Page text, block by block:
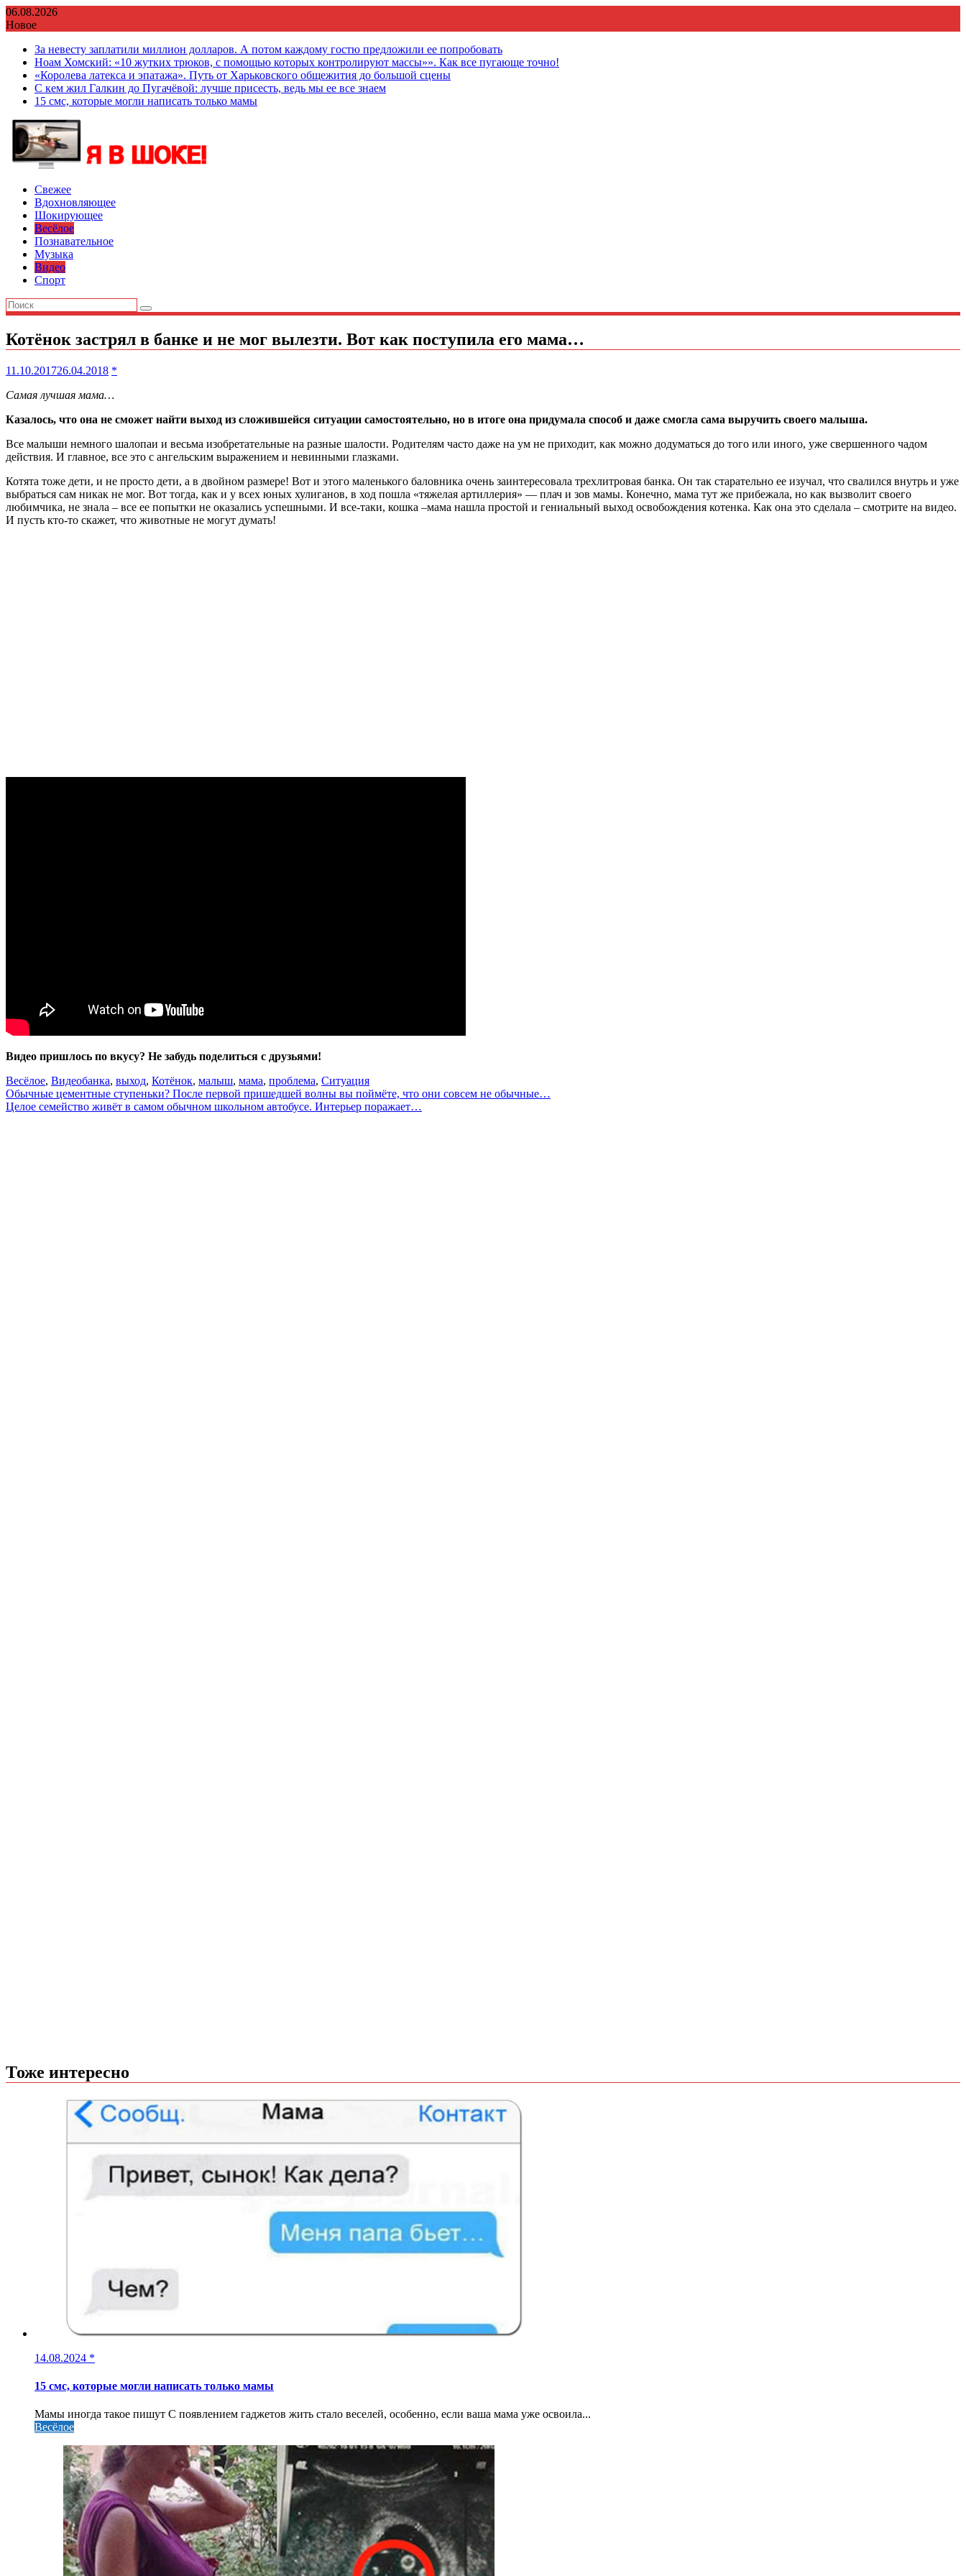
Перейти
к
06.08.2026
Новое
За невесту заплатили миллион долларов. А потом каждому гостю предложили ее попробовать
Ноам Хомский: «10 жутких трюков, с помощью которых контролируют массы»». Как все пугающе точно!
«Королева латекса и эпатажа». Путь от Харьковского общежития до большой сцены
С кем жил Галкин до Пугачёвой: лучше присесть, ведь мы ее все знаем
15 смс, которые могли написать только мамы
Свежее
Вдохновляющее
Шокирующее
Весёлое
Познавательное
Музыка
Видео
Спорт
Котёнок застрял в банке и не мог вылезти. Вот как поступила его мама…
11.10.201726.04.2018 *
Самая лучшая мама…
Казалось, что она не сможет найти выход из сложившейся ситуации самостоятельно, но в итоге она придумала способ и даже смогла сама выручить своего малыша.
Все малыши немного шалопаи и весьма изобретательные на разные шалости. Родителям часто даже на ум не приходит, как можно додуматься до того или иного, уже свершенного чадом
действия. И главное, все это с ангельским выражением и невинными глазками.
Котята тоже дети, и не просто дети, а в двойном размере! Вот и этого маленького баловника очень заинтересовала трехлитровая банка. Он так старательно ее изучал, что свалился внутрь и уже
выбраться сам никак не мог. Вот тогда, как и у всех юных хулиганов, в ход пошла «тяжелая артиллерия» — плач и зов мамы. Конечно, мама тут же прибежала, но как вызволит своего
любимчика, не знала – все ее попытки не оказались успешными. И все-таки, кошка –мама нашла простой и гениальный выход освобождения котенка. Как она это сделала – смотрите на видео.
И пусть кто-то скажет, что животные не могут думать!
Видео пришлось по вкусу? Не забудь поделиться с друзьями!
Весёлое, Видеобанка, выход, Котёнок, малыш, мама, проблема, Ситуация
Навигация
по
Обычные цементные ступеньки? После первой пришедшей волны вы поймёте, что они совсем не обычные…
Целое семейство живёт в самом обычном школьном автобусе. Интерьер поражает…
Тоже интересно
14.08.2024 *
15 смс, которые могли написать только мамы
Мамы иногда такое пишут С появлением гаджетов жить стало веселей, особенно, если ваша мама уже освоила...
Весёлое